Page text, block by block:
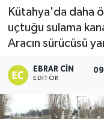
Kütahya'da daha
uçtuğu sulama
Aracın sürücüsü
EBRAR CIN
EDITÖR
Dumlupınar
Dünya
Eğitim